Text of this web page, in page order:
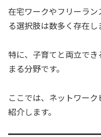
在宅ワークやフリーラ
る選択肢は数多く存在し
特に、子育てと両立で
まる分野です。
ここでは、ネットワー
紹介します。